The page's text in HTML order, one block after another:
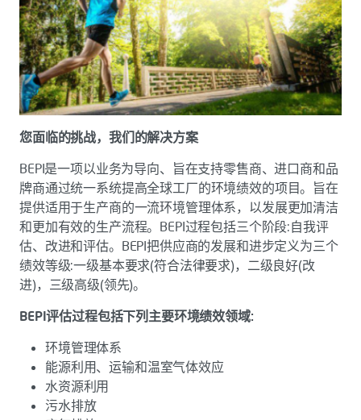
您面临的挑战，我们的解决方案
BEPI是一项以业务为导向、旨在支持零售商、进口商和品
牌商通过统一系统提高全球工厂的环境绩效的项目。旨在
提供适用于生产商的一流环境管理体系，以发展更加清洁
和更加有效的生产流程。BEPI过程包括三个阶段:自我评
估、改进和评估。BEPI把供应商的发展和进步定义为三个
绩效等级:一级基本要求(符合法律要求)，二级良好(改
进)，三级高级(领先)。
BEPI评估过程包括下列主要环境绩效领域:
环境管理体系
能源利用、运输和温室气体效应
水资源利用
污水排放